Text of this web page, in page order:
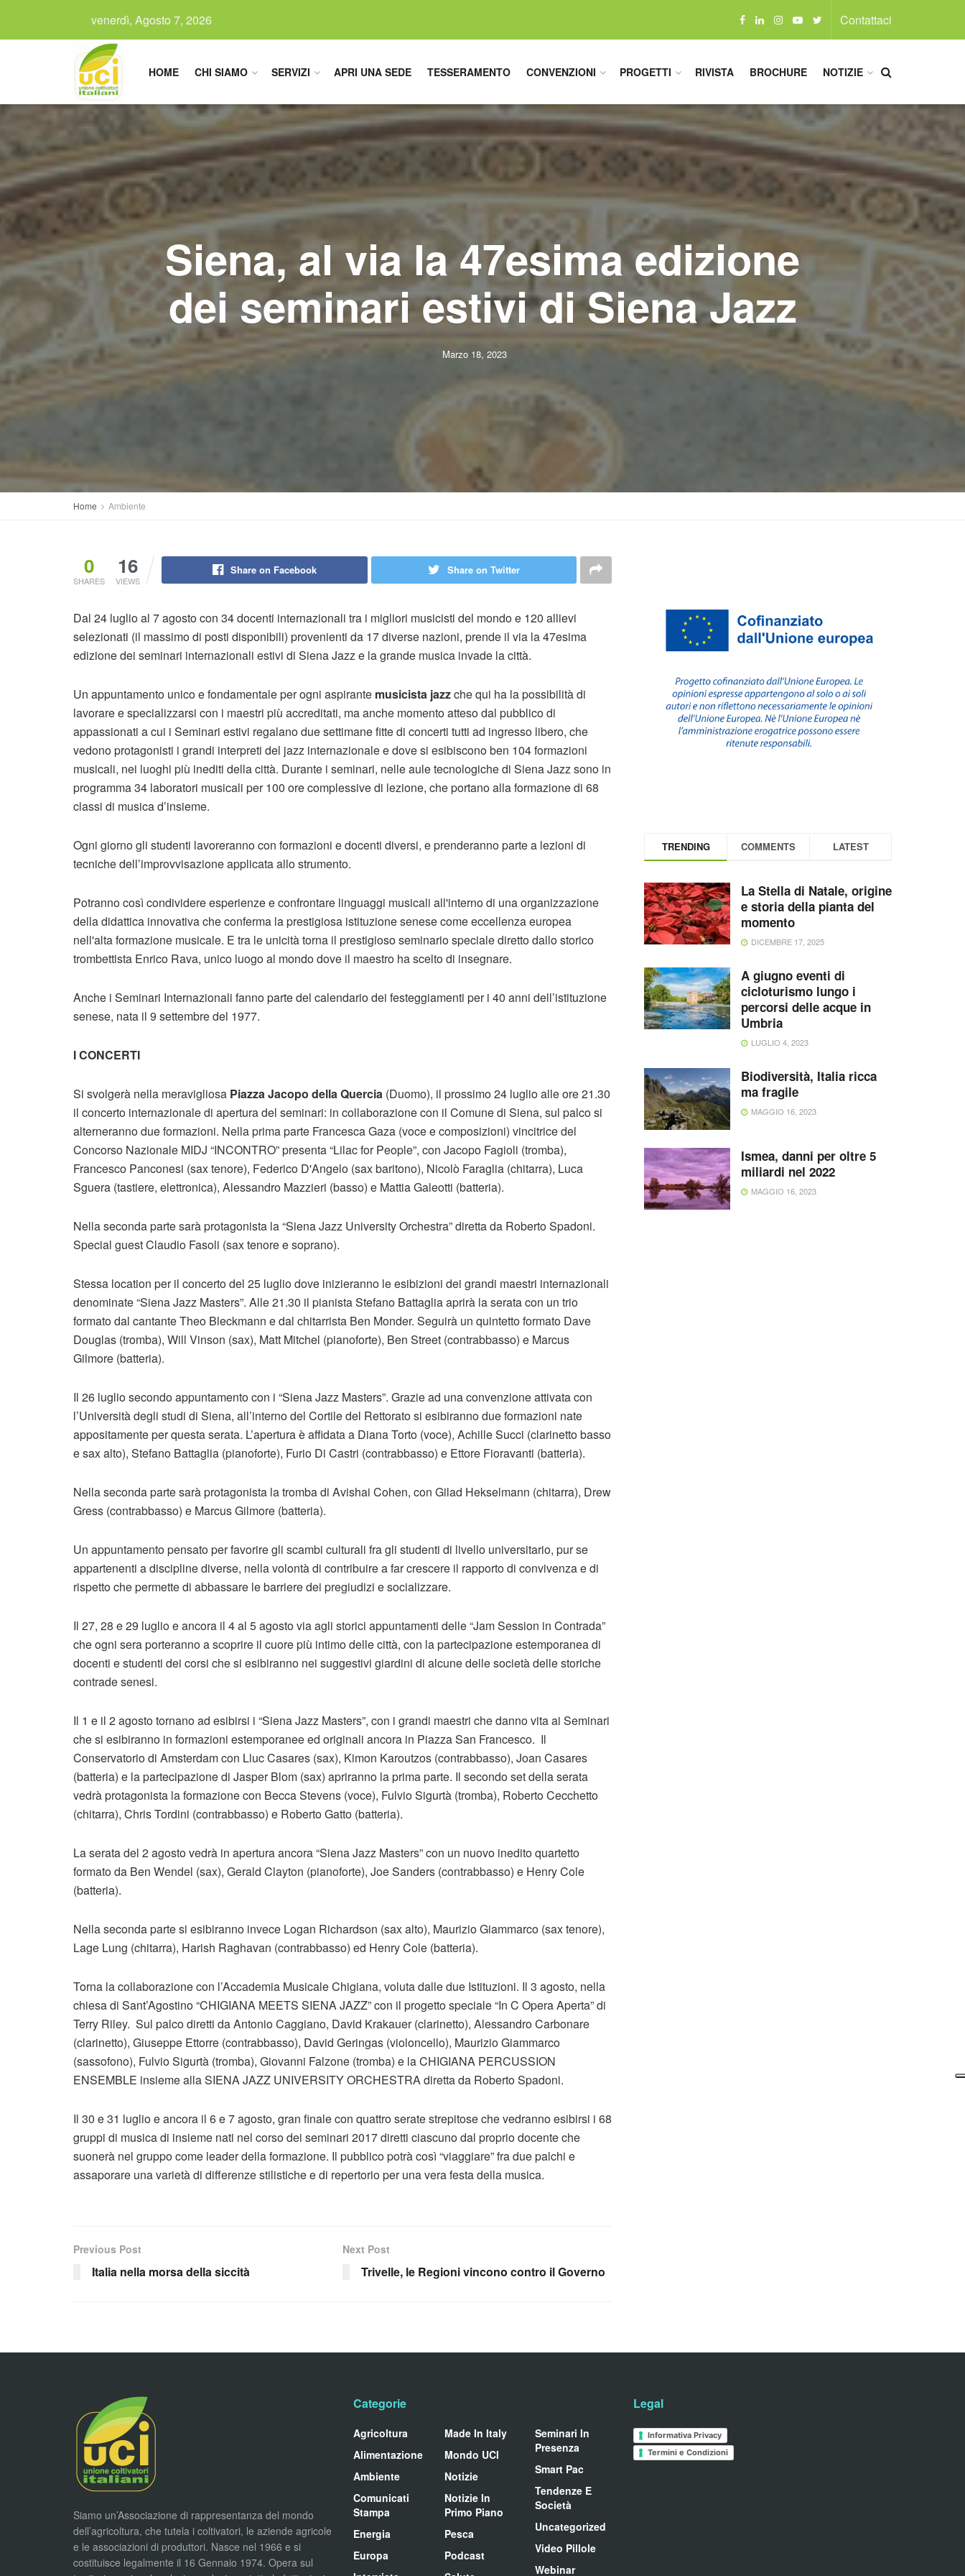
venerdì, Agosto 7, 2026 Contattaci
HOME CHI SIAMO SERVIZI APRI UNA SEDE TESSERAMENTO CONVENZIONI PROGETTI RIVISTA BROCHURE NOTIZIE
Siena, al via la 47esima edizione
dei seminari estivi di Siena Jazz
Marzo 18, 2023
Home Ambiente
0
SHARES
16
VIEWS
Share on Facebook Share on Twitter
Dal 24 luglio al 7 agosto con 34 docenti internazionali tra i migliori musicisti del mondo e 120 allievi
selezionati (il massimo di posti disponibili) provenienti da 17 diverse nazioni, prende il via la 47esima
edizione dei seminari internazionali estivi di Siena Jazz e la grande musica invade la città.
Un appuntamento unico e fondamentale per ogni aspirante musicista jazzche qui ha la possibilità di
lavorare e specializzarsi con i maestri più accreditati, ma anche momento atteso dal pubblico di
appassionati a cui i Seminari estivi regalano due settimane fitte di concerti tutti ad ingresso libero, che
vedono protagonisti i grandi interpreti del jazz internazionale e dove si esibiscono ben 104 formazioni
musicali, nei luoghi più inediti della città. Durante i seminari, nelle aule tecnologiche di Siena Jazz sono in
programma 34 laboratori musicali per 100 ore complessive di lezione, che portano alla formazione di 68
classi di musica d’insieme.
Ogni giorno gli studenti lavoreranno con formazioni e docenti diversi, e prenderanno parte a lezioni di
tecniche dell’improvvisazione applicata allo strumento.
Potranno così condividere esperienze e confrontare linguaggi musicali all'interno di una organizzazione
della didattica innovativa che conferma la prestigiosa istituzione senese come eccellenza europea
nell'alta formazione musicale. E tra le unicità torna il prestigioso seminario speciale diretto dallo storico
trombettista Enrico Rava, unico luogo al mondo dove il maestro ha scelto di insegnare.
Anche i Seminari Internazionali fanno parte del calendario dei festeggiamenti per i 40 anni dell’istituzione
senese, nata il 9 settembre del 1977.
I CONCERTI
Si svolgerà nella meravigliosa Piazza Jacopo della Quercia (Duomo), il prossimo 24 luglio alle ore 21.30
il concerto internazionale di apertura del seminari: in collaborazione con il Comune di Siena, sul palco si
alterneranno due formazioni. Nella prima parte Francesca Gaza (voce e composizioni) vincitrice del
Concorso Nazionale MIDJ “INCONTRO” presenta “Lilac for People”, con Jacopo Fagioli (tromba),
Francesco Panconesi (sax tenore), Federico D'Angelo (sax baritono), Nicolò Faraglia (chitarra), Luca
Sguera (tastiere, elettronica), Alessandro Mazzieri (basso) e Mattia Galeotti (batteria).
Nella seconda parte sarà protagonista la “Siena Jazz University Orchestra” diretta da Roberto Spadoni.
Special guest Claudio Fasoli (sax tenore e soprano).
Stessa location per il concerto del 25 luglio dove inizieranno le esibizioni dei grandi maestri internazionali
denominate “Siena Jazz Masters”. Alle 21.30 il pianista Stefano Battaglia aprirà la serata con un trio
formato dal cantante Theo Bleckmann e dal chitarrista Ben Monder. Seguirà un quintetto formato Dave
Douglas (tromba), Will Vinson (sax), Matt Mitchel (pianoforte), Ben Street (contrabbasso) e Marcus
Gilmore (batteria).
Il 26 luglio secondo appuntamento con i “Siena Jazz Masters”. Grazie ad una convenzione attivata con
l’Università degli studi di Siena, all’interno del Cortile del Rettorato si esibiranno due formazioni nate
appositamente per questa serata. L’apertura è affidata a Diana Torto (voce), Achille Succi (clarinetto basso
e sax alto), Stefano Battaglia (pianoforte), Furio Di Castri (contrabbasso) e Ettore Fioravanti (batteria).
Nella seconda parte sarà protagonista la tromba di Avishai Cohen, con Gilad Hekselmann (chitarra), Drew
Gress (contrabbasso) e Marcus Gilmore (batteria).
Un appuntamento pensato per favorire gli scambi culturali fra gli studenti di livello universitario, pur se
appartenenti a discipline diverse, nella volontà di contribuire a far crescere il rapporto di convivenza e di
rispetto che permette di abbassare le barriere dei pregiudizi e socializzare.
Il 27, 28 e 29 luglio e ancora il 4 al 5 agosto via agli storici appuntamenti delle “Jam Session in Contrada”
che ogni sera porteranno a scoprire il cuore più intimo delle città, con la partecipazione estemporanea di
docenti e studenti dei corsi che si esibiranno nei suggestivi giardini di alcune delle società delle storiche
contrade senesi.
Il 1 e il 2 agosto tornano ad esibirsi i “Siena Jazz Masters”, con i grandi maestri che danno vita ai Seminari
che si esibiranno in formazioni estemporanee ed originali ancora in Piazza San Francesco. Il
Conservatorio di Amsterdam con Lluc Casares (sax), Kimon Karoutzos (contrabbasso), Joan Casares
(batteria) e la partecipazione di Jasper Blom (sax) apriranno la prima parte. Il secondo set della serata
vedrà protagonista la formazione con Becca Stevens (voce), Fulvio Sigurtà (tromba), Roberto Cecchetto
(chitarra), Chris Tordini (contrabbasso) e Roberto Gatto (batteria).
La serata del 2 agosto vedrà in apertura ancora “Siena Jazz Masters” con un nuovo inedito quartetto
formato da Ben Wendel (sax), Gerald Clayton (pianoforte), Joe Sanders (contrabbasso) e Henry Cole
(batteria).
Nella seconda parte si esibiranno invece Logan Richardson (sax alto), Maurizio Giammarco (sax tenore),
Lage Lung (chitarra), Harish Raghavan (contrabbasso) ed Henry Cole (batteria).
Torna la collaborazione con l’Accademia Musicale Chigiana, voluta dalle due Istituzioni. Il 3 agosto, nella
chiesa di Sant’Agostino “CHIGIANA MEETS SIENA JAZZ” con il progetto speciale “In C Opera Aperta” di
Terry Riley. Sul palco diretti da Antonio Caggiano, David Krakauer (clarinetto), Alessandro Carbonare
(clarinetto), Giuseppe Ettorre (contrabbasso), David Geringas (violoncello), Maurizio Giammarco
(sassofono), Fulvio Sigurtà (tromba), Giovanni Falzone (tromba) e la CHIGIANA PERCUSSION
ENSEMBLE insieme alla SIENA JAZZ UNIVERSITY ORCHESTRA diretta da Roberto Spadoni.
Il 30 e 31 luglio e ancora il 6 e 7 agosto, gran finale con quattro serate strepitose che vedranno esibirsi i 68
gruppi di musica di insieme nati nel corso dei seminari 2017 diretti ciascuno dal proprio docente che
suonerà nel gruppo come leader della formazione. Il pubblico potrà così “viaggiare” fra due palchi e
assaporare una varietà di differenze stilistiche e di repertorio per una vera festa della musica.
Previous Post
Italia nella morsa della siccità
Next Post
Trivelle, le Regioni vincono contro il Governo
TRENDING COMMENTS LATEST
La Stella di Natale, origine
e storia della pianta del
momento
DICEMBRE 17, 2025
A giugno eventi di
cicloturismo lungo i
percorsi delle acque in
Umbria
LUGLIO 4, 2023
Biodiversità, Italia ricca
ma fragile
MAGGIO 16, 2023
Ismea, danni per oltre 5
miliardi nel 2022
MAGGIO 16, 2023
Siamo un’Associazione di rappresentanza del mondo
dell’agricoltura, che tutela i coltivatori, le aziende agricole
e le associazioni di produttori. Nasce nel 1966 e si
costituisce legalmente il 16 Gennaio 1974. Opera sul
Categorie
Agricoltura
Alimentazione
Ambiente
Comunicati
Stampa
Energia
Europa
Made In Italy
Mondo UCI
Notizie
Notizie In
Primo Piano
Pesca
Podcast
Seminari In
Presenza
Smart Pac
Tendenze E
Società
Uncategorized
Video Pillole
Webinar
Legal
Informativa Privacy
Termini e Condizioni